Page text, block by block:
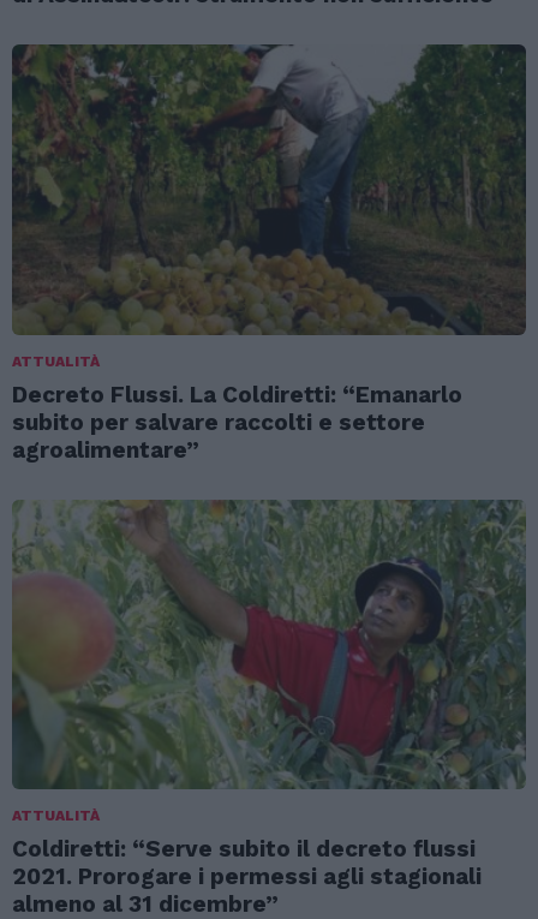
ATTUALITÀ
Decreto Flussi. La Coldiretti: “Emanarlo
subito per salvare raccolti e settore
agroalimentare”
ATTUALITÀ
Coldiretti: “Serve subito il decreto flussi
2021. Prorogare i permessi agli stagionali
almeno al 31 dicembre”